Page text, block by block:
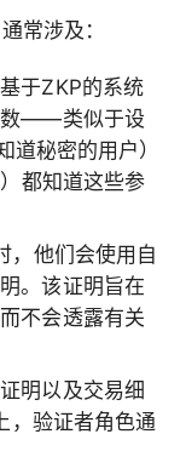
常涉及：
于ZKP的系统
数——类似于设
道秘密的用户）
都知道这些参
，他们会使用自
。该证明旨在
不会透露有关
明以及交易细
，验证者角色通